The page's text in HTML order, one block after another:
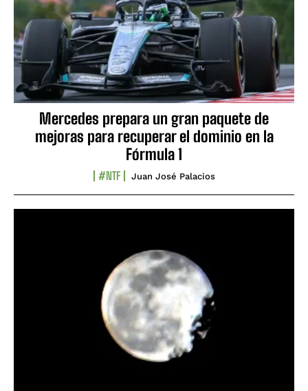
Mercedes prepara un gran paquete de
mejoras para recuperar el dominio en la
Fórmula 1
#NTF Juan José Palacios